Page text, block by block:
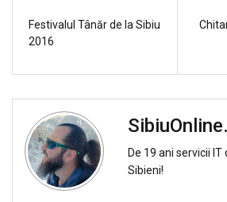
Festivalul Tânăr de la Sibiu
2016
De 19 ani servicii
Sibieni!